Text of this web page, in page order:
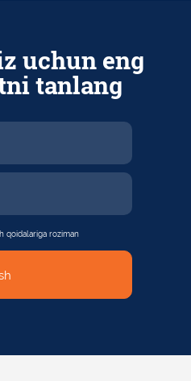
uchun eng
tanlang
qoidalariga roziman